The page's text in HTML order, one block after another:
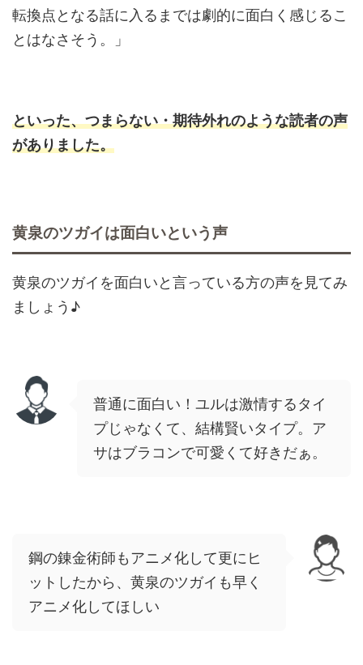
転換点となる話に入るまでは劇的に面白く感じるこ
とはなさそう。」
といった、つまらない・期待外れのような読者の声
がありました。
黄泉のツガイは面白いという声
黄泉のツガイを面白いと言っている方の声を見てみ
ましょう♪
普通に面白い！ユルは激情するタイ
プじゃなくて、結構賢いタイプ。ア
サはブラコンで可愛くて好きだぁ。
鋼の錬金術師もアニメ化して更にヒ
ットしたから、黄泉のツガイも早く
アニメ化してほしい